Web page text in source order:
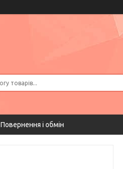
Повернення і обмін